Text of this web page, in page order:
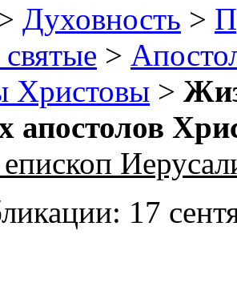
Духовность >
>
Христовы >
апостолов
17